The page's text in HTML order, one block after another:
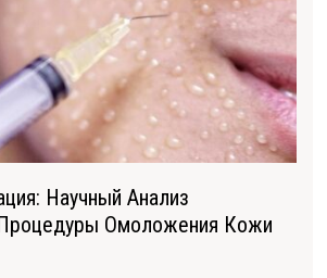
Научный Анализ
Омоложения Кожи